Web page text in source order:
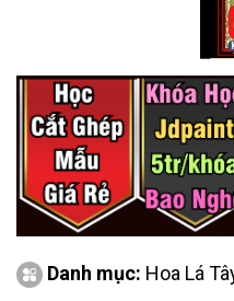
Danh mục: Hoa Lá